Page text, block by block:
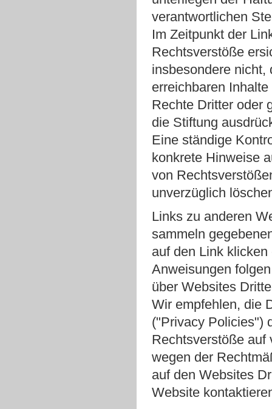
verantwortlichen
Im Zeitpunkt der
Rechtsverstöße
insbesondere nicht,
erreichbaren
Rechte Dritter oder
die Stiftung
Eine ständige
konkrete Hinweise
von
unverzüglich
Links zu anderen
sammeln
auf den Link
Anweisungen
über Websites
Wir empfehlen, die
("Privacy Policies")
Rechtsverstöße auf
wegen der
auf den Websites
Website